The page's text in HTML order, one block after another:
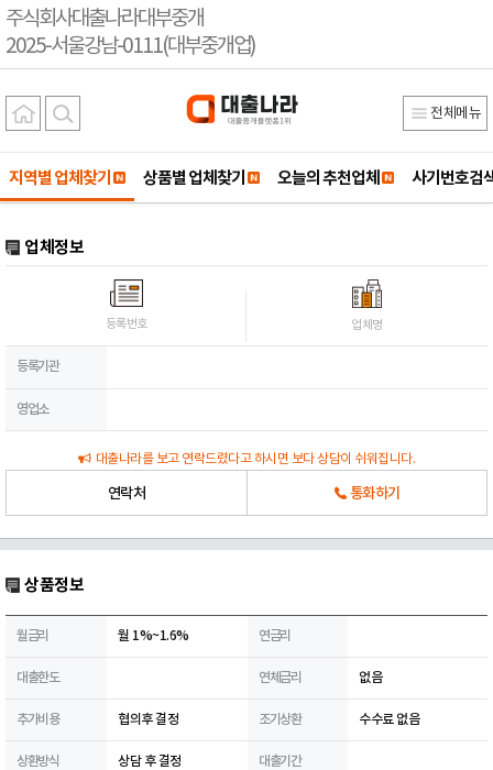
주식회사대출나라대부중개
2025-서울강남-0111(대부중개업)
전체메뉴
지역별 업체찾기 상품별 업체찾기 오늘의 추천업체 사기번호검
업체정보
등록번호 업체명
등록기관
영업소
대출나라를 보고 연락드렸다고 하시면 보다 상담이 쉬워집니다.
연락처 통화하기
상품정보
월금리 월 1%~1.6% 연금리
대출한도 연체금리 없음
추가비용 협의후 결정 조기상환 수수료 없음
상환방식 상담 후 결정 대출기간